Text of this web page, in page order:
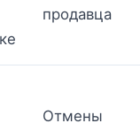
продавца
Отмены